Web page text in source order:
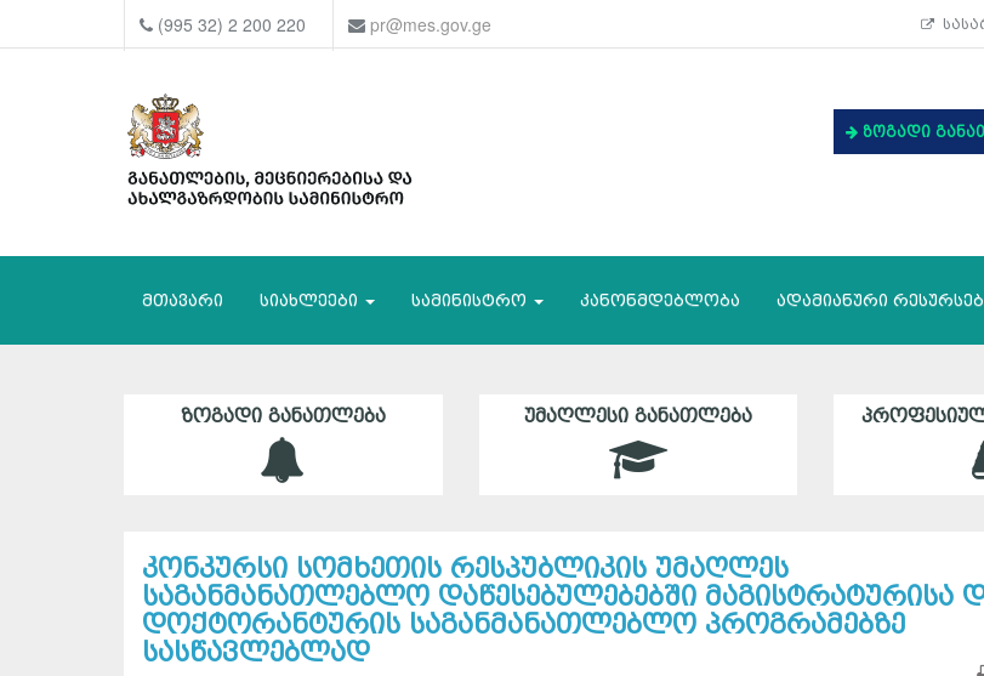
(995 32) 2 200 220 pr@mes.gov.ge
ზოგადი
მთავარი სიახლეები სამინისტრო კანონმდებლობა ადამიანური
ᲖᲝᲒᲐᲓᲘ ᲒᲐᲜᲐᲗᲚᲔᲑᲐ ᲣᲛᲐᲦᲚᲔᲡᲘ ᲒᲐᲜᲐᲗᲚᲔᲑᲐ
კონკურსი სომხეთის რესპუბლიკის უმაღლეს
საგანმანათლებლო დაწესებულებებში მაგისტრატურისა
დოქტორანტურის საგანმანათლებლო პროგრამებზე
სასწავლებლად